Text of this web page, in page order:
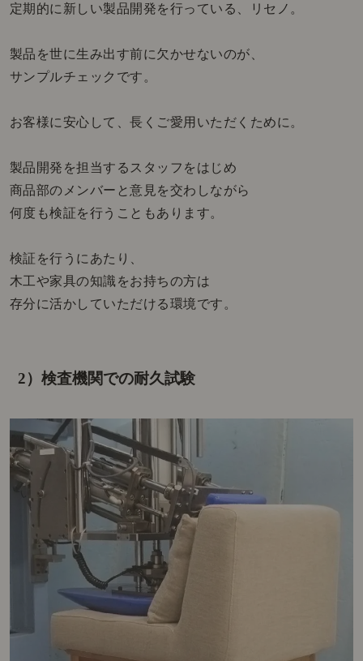
定期的に新しい製品開発を行っている、リセノ。
製品を世に生み出す前に欠かせないのが、
サンプルチェックです。
お客様に安心して、長くご愛用いただくために。
製品開発を担当するスタッフをはじめ
商品部のメンバーと意見を交わしながら
何度も検証を行うこともあります。
検証を行うにあたり、
木工や家具の知識をお持ちの方は
存分に活かしていただける環境です。
2）検査機関での耐久試験